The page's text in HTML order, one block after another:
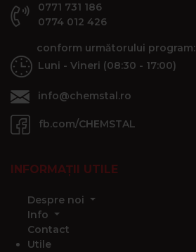
0771 731 186
0774 012 426
conform următorului program:
Luni - Vineri (08:30 - 17:00)
info@chemstal.ro
fb.com/CHEMSTAL
INFORMAȚII UTILE
Despre noi
Info
Contact
Utile